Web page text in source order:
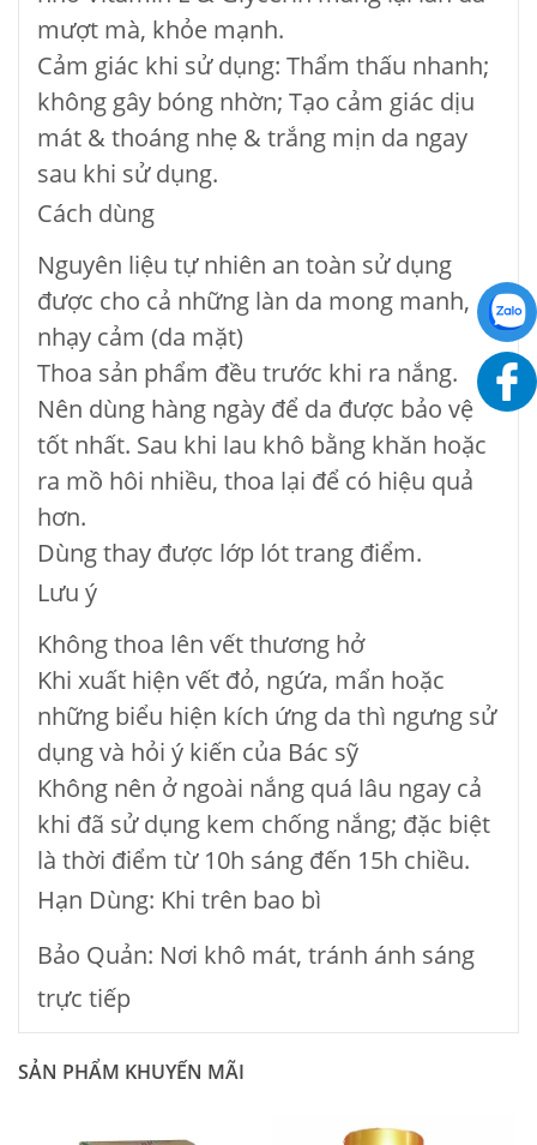
mượt mà, khỏe mạnh.
Cảm giác khi sử dụng: Thẩm thấu nhanh;
không gây bóng nhờn; Tạo cảm giác dịu
mát & thoáng nhẹ & trắng mịn da ngay
sau khi sử dụng.
Cách dùng
Nguyên liệu tự nhiên an toàn sử dụng
được cho cả những làn da mong manh,
nhạy cảm (da mặt)
Thoa sản phẩm đều trước khi ra nắng.
Nên dùng hàng ngày để da được bảo vệ
tốt nhất. Sau khi lau khô bằng khăn hoặc
ra mồ hôi nhiều, thoa lại để có hiệu quả
hơn.
Dùng thay được lớp lót trang điểm.
Lưu ý
Không thoa lên vết thương hở
Khi xuất hiện vết đỏ, ngứa, mẩn hoặc
những biểu hiện kích ứng da thì ngưng sử
dụng và hỏi ý kiến của Bác sỹ
Không nên ở ngoài nắng quá lâu ngay cả
khi đã sử dụng kem chống nắng; đặc biệt
là thời điểm từ 10h sáng đến 15h chiều.
Hạn Dùng: Khi trên bao bì
Bảo Quản: Nơi khô mát, tránh ánh sáng
trực tiếp
SẢN PHẨM KHUYẾN MÃI